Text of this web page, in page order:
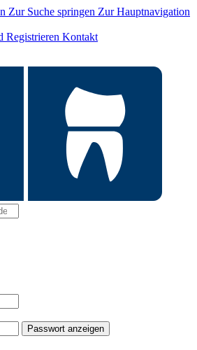
Zur Suche springen Zur Hauptnavigation
Registrieren Kontakt
Passwort anzeigen